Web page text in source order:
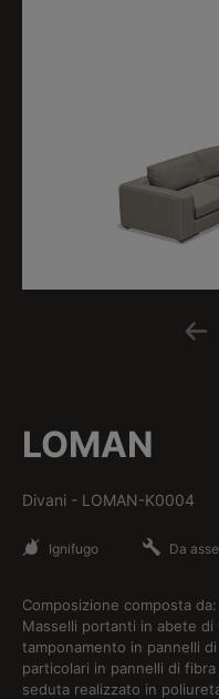
LOMAN
Divani - LOMAN-K0004
Ignifugo Da
Composizione composta
Masselli portanti in abete di
tamponamento in pannelli
particolari in pannelli di
seduta realizzato in